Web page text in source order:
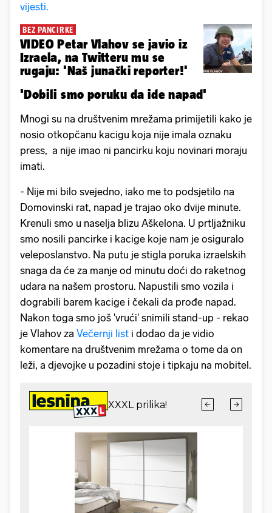
vijesti.
BEZ PANCIRKE
VIDEO Petar Vlahov se javio iz
Izraela, na Twitteru mu se
rugaju: 'Naš junački reporter!'
'Dobili smo poruku da ide napad'
Mnogi su na društvenim mrežama primijetili kako je
nosio otkopčanu kacigu koja nije imala oznaku
press, a nije imao ni pancirku koju novinari moraju
imati.
- Nije mi bilo svejedno, iako me to podsjetilo na
Domovinski rat, napad je trajao oko dvije minute.
Krenuli smo u naselja blizu Aškelona. U prtljažniku
smo nosili pancirke i kacige koje nam je osiguralo
veleposlanstvo. Na putu je stigla poruka izraelskih
snaga da će za manje od minutu doći do raketnog
udara na našem prostoru. Napustili smo vozila i
dograbili barem kacige i čekali da prođe napad.
Nakon toga smo još 'vrući' snimili stand-up - rekao
je Vlahov za Večernji list i dodao da je vidio
komentare na društvenim mrežama o tome da on
leži, a djevojke u pozadini stoje i tipkaju na mobitel.